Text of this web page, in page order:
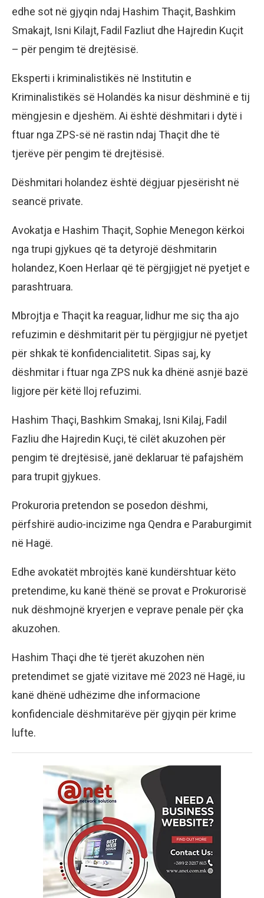
edhe sot në gjyqin ndaj Hashim Thaçit, Bashkim
Smakajt, Isni Kilajt, Fadil Fazliut dhe Hajredin Kuçit
– për pengim të drejtësisë.
Eksperti i kriminalistikës në Institutin e
Kriminalistikës së Holandës ka nisur dëshminë e tij
mëngjesin e djeshëm. Ai është dëshmitari i dytë i
ftuar nga ZPS-së në rastin ndaj Thaçit dhe të
tjerëve për pengim të drejtësisë.
Dëshmitari holandez është dëgjuar pjesërisht në
seancë private.
Avokatja e Hashim Thaçit, Sophie Menegon kërkoi
nga trupi gjykues që ta detyrojë dëshmitarin
holandez, Koen Herlaar që të përgjigjet në pyetjet e
parashtruara.
Mbrojtja e Thaçit ka reaguar, lidhur me siç tha ajo
refuzimin e dëshmitarit për tu përgjigjur në pyetjet
për shkak të konfidencialitetit. Sipas saj, ky
dëshmitar i ftuar nga ZPS nuk ka dhënë asnjë bazë
ligjore për këtë lloj refuzimi.
Hashim Thaçi, Bashkim Smakaj, Isni Kilaj, Fadil
Fazliu dhe Hajredin Kuçi, të cilët akuzohen për
pengim të drejtësisë, janë deklaruar të pafajshëm
para trupit gjykues.
Prokuroria pretendon se posedon dëshmi,
përfshirë audio-incizime nga Qendra e Paraburgimit
në Hagë.
Edhe avokatët mbrojtës kanë kundërshtuar këto
pretendime, ku kanë thënë se provat e Prokurorisë
nuk dëshmojnë kryerjen e veprave penale për çka
akuzohen.
Hashim Thaçi dhe të tjerët akuzohen nën
pretendimet se gjatë vizitave më 2023 në Hagë, iu
kanë dhënë udhëzime dhe informacione
konfidenciale dëshmitarëve për gjyqin për krime
lufte.